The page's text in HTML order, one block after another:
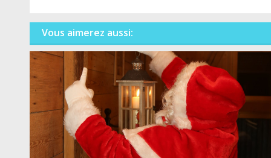
Vous aimerez aussi: